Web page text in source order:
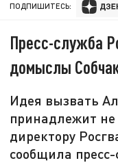
ПОДПИШИТЕСЬ:
Пресс-служба
домыслы
Идея вызвать
принадлежит
директору
сообщила